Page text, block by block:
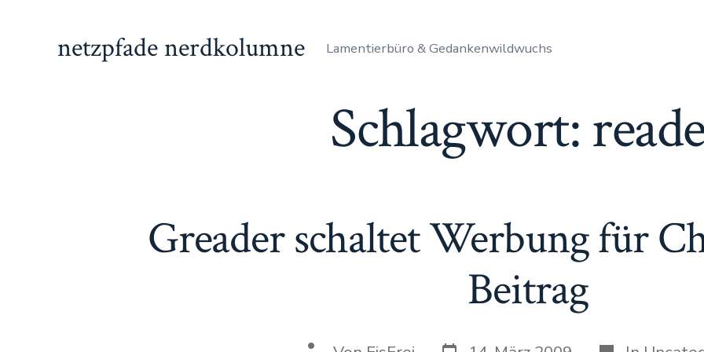
netzpfade nerdkolumne Lamentierbüro & Gedankenwildwuchs
Schlagwort:
Greader schaltet Werbung für
Beitrag